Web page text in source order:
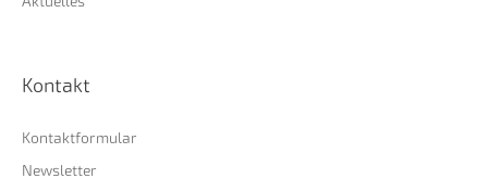
Kontakt
Kontaktformular
Newsletter